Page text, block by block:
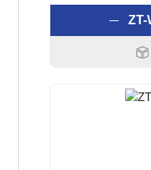
ZT-